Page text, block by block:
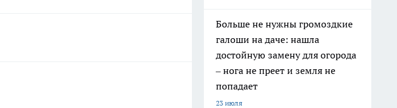
Больше не нужны громоздкие
галоши на даче: нашла
достойную замену для огорода
– нога не преет и земля не
попадает
23 июля